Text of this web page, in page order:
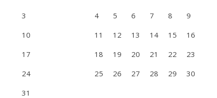
3
4 5 6 7 8
9
10
11 12 13 14 15
16
17
18 19 20 21 22
23
24
25 26 27 28 29
30
31